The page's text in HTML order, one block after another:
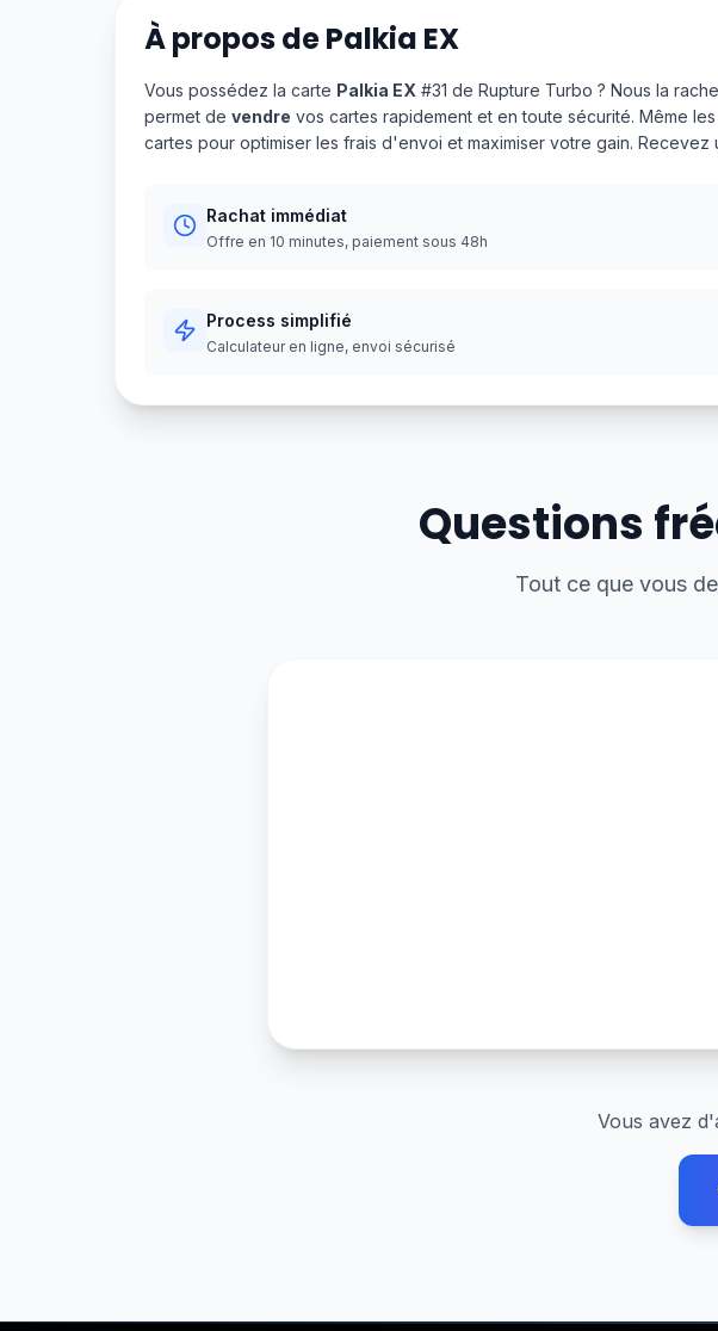
À propos dePalkia EX
Vous possédez la carte Palkia EX #31 de Rupture Turbo ? Nous la
permet de vendre vos cartes rapidement et en toute sécurité. Même
cartes pour optimiser les frais d'envoi et maximiser votre gain. Recevez
Rachat immédiat
Offre en 10 minutes, paiement sous 48h
Process simplifié
Calculateur en ligne, envoi sécurisé
Questions
Tout ce que vous
Vous avez